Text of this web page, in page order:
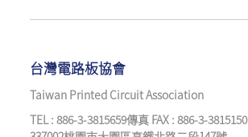
台灣電路板協會
Taiwan Printed Circuit Association
TEL : 886-3-3815659傳真 FAX : 886-3-3815150